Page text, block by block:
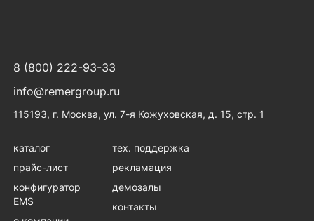
8 (800) 222-93-33
info@remergroup.ru
115193, г. Москва, ул. 7-я Кожуховская, д. 15, стр. 1
каталог
прайс-лист
конфигуратор
EMS
тех. поддержка
рекламация
демозалы
контакты